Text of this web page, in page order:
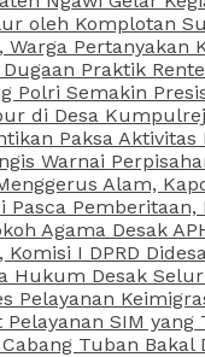
oleh Komplotan
Pertanyakan
Praktik
Polri Semakin
di Desa
Paksa Aktivitas
Warnai
Alam,
Agama Desak
I DPRD
Desak
Pelayanan
SIM
Tuban Bakal